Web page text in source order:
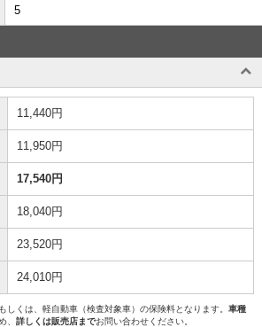
5
11,440円
11,950円
17,540円
18,040円
23,520円
24,010円
くは、軽自動車（検査対象車）の保険料となります。 車種
、 詳しくは販売店までお問い合わせください。